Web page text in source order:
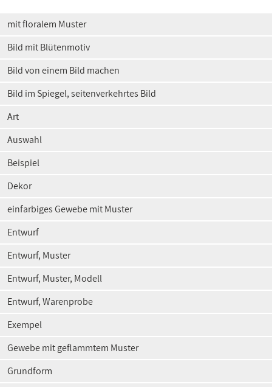
mit floralem Muster
Bild mit Blütenmotiv
Bild von einem Bild machen
Bild im Spiegel, seitenverkehrtes Bild
Art
Auswahl
Beispiel
Dekor
einfarbiges Gewebe mit Muster
Entwurf
Entwurf, Muster
Entwurf, Muster, Modell
Entwurf, Warenprobe
Exempel
Gewebe mit geflammtem Muster
Grundform